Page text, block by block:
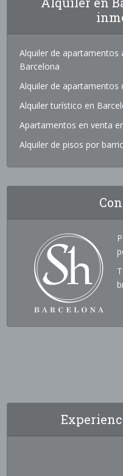
Alquiler de
Barcelona
Alquiler de apartamentos
Alquiler turístico en
Apartamentos en venta
Alquiler de pisos por